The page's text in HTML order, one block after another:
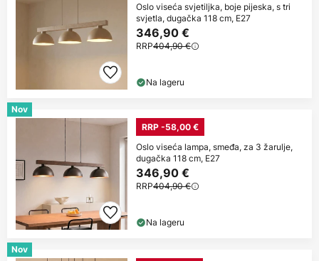
Oslo viseća svjetiljka, boje pijeska, s tri
svjetla, dugačka 118 cm, E27
346,90 €
RRP404,90 €
Na lageru
Nov
RRP -58,00 €
Oslo viseća lampa, smeđa, za 3 žarulje,
dugačka 118 cm, E27
346,90 €
RRP404,90 €
Na lageru
Nov